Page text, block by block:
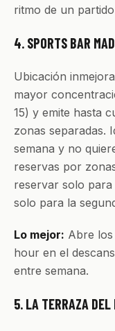
ritmo de un
4. SPORTS BAR
Ubicación
mayor
15) y emite hasta
zonas separadas.
semana y no
reservas por
reservar solo
solo para la
Lo mejor: Abre
hour en el
entre semana.
5. LA TERRAZA